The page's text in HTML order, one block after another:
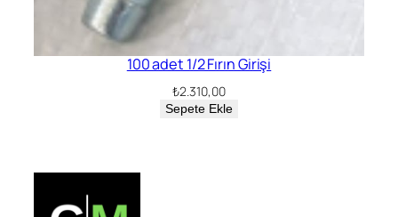
100 adet 1/2 Fırın Girişi
₺2.310,00
Sepete Ekle